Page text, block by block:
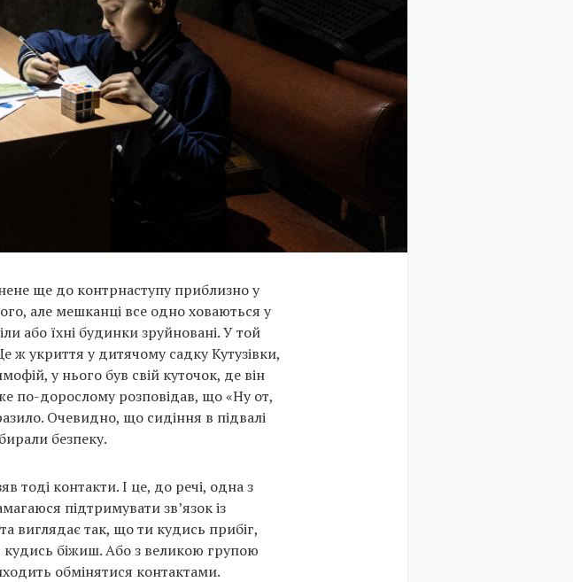
ще до контрнаступу приблизно у
але мешканці все одно ховаються у
або їхні будинки зруйновані. У той
укриття у дитячому садку Кутузівки,
у нього був свій куточок, де він
по-дорослому розповідав, що «Ну от,
Очевидно, що сидіння в підвалі
безпеку.
тоді контакти. І це, до речі, одна з
підтримувати зв’язок із
виглядає так, що ти кудись прибіг,
кудись біжиш. Або з великою групою
обмінятися контактами.